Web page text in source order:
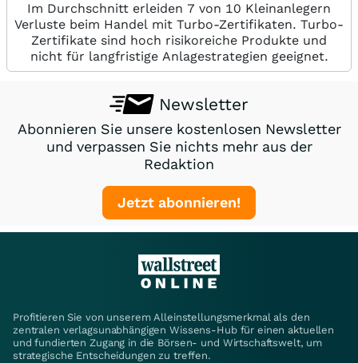
Im Durchschnitt erleiden 7 von 10 Kleinanlegern
Verluste beim Handel mit Turbo-Zertifikaten. Turbo-
Zertifikate sind hoch risikoreiche Produkte und
nicht für langfristige Anlagestrategien geeignet.
Newsletter
Abonnieren Sie unsere kostenlosen Newsletter
und verpassen Sie nichts mehr aus der
Redaktion
Jetzt abonnieren!
Profitieren Sie von unserem Alleinstellungsmerkmal als den
zentralen verlagsunabhängigen Wissens-Hub für einen aktuellen
und fundierten Zugang in die Börsen- und Wirtschaftswelt, um
strategische Entscheidungen zu treffen.